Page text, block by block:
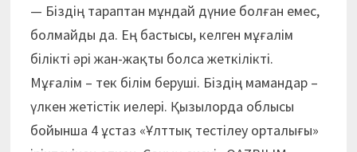
— Біздің тараптан мұндай дүние болған емес,
болмайды да. Ең бастысы, келген мұғалім
білікті әрі жан-жақты болса жеткілікті.
Мұғалім – тек білім беруші. Біздің мамандар –
үлкен жетістік иелері. Қызылорда облысы
бойынша 4 ұстаз «Ұлттық тестілеу орталығы»